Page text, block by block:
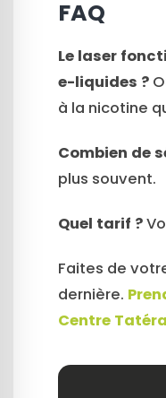
FAQ
Le laser
e-liquides ?
à la nicotine
Combien de
plus souvent.
Quel tarif ?
Faites de
dernière.
Centre